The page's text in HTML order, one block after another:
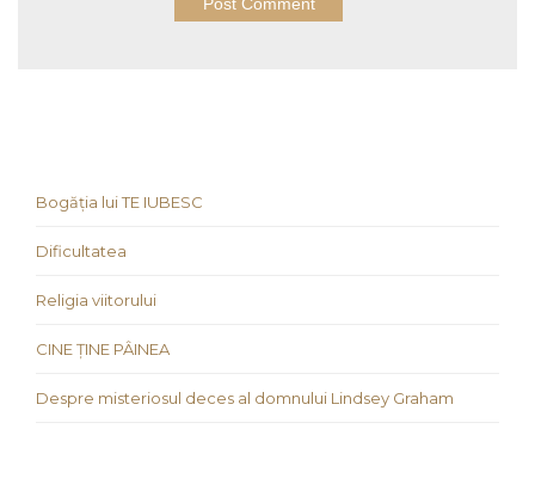
Bogăția lui TE IUBESC
Dificultatea
Religia viitorului
CINE ȚINE PÂINEA
Despre misteriosul deces al domnului Lindsey Graham